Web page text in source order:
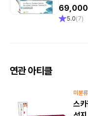
69,000
5.0(7)
연관 아티클
미분류
스